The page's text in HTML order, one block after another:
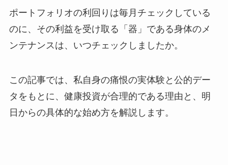
ポートフォリオの利回りは毎月チェックしている
のに、その利益を受け取る「器」である身体のメ
ンテナンスは、いつチェックしましたか。
この記事では、私自身の痛恨の実体験と公的デー
タをもとに、健康投資が合理的である理由と、明
日からの具体的な始め方を解説します。